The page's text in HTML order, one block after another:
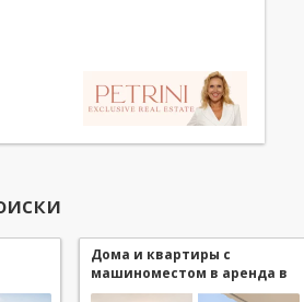
Дома и квартиры с
машиноместом в аренда в
Monaco